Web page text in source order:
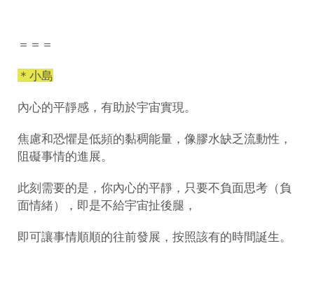
＝＝＝
＊小島
內心的平靜感，有助於宇宙實現。
焦慮和恐懼是低頻的黏稠能量，像膠水缺乏流動性，
阻礙事情的進展。
此刻需要的是，你內心的平靜，只要不負面思考（負
面情緒），即是不給宇宙扯後腿，
即可讓事情順順的往前發展，按照該有的時間誕生。